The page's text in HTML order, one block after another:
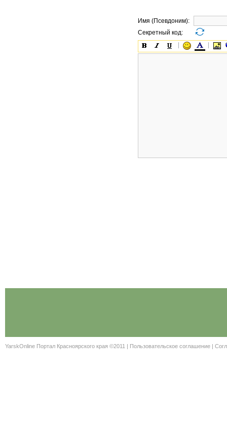
Имя (Псевдоним):
Секретный код:
YarskOnline Портал Красноярского края ©2011 | Пользовательское соглашение |